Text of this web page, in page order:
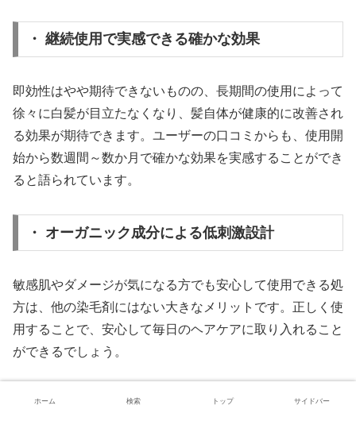
・ 継続使用で実感できる確かな効果
即効性はやや期待できないものの、長期間の使用によって
徐々に白髪が目立たなくなり、髪自体が健康的に改善され
る効果が期待できます。ユーザーの口コミからも、使用開
始から数週間～数か月で確かな効果を実感することができ
ると語られています。
・ オーガニック成分による低刺激設計
敏感肌やダメージが気になる方でも安心して使用できる処
方は、他の染毛剤にはない大きなメリットです。正しく使
用することで、安心して毎日のヘアケアに取り入れること
ができるでしょう。
今後の展望とまとめ
ホーム 検索 トップ サイドバー